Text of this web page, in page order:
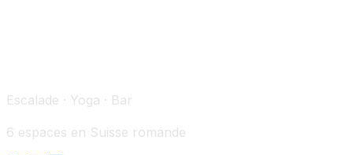
Escalade · Yoga · Bar
6 espaces en Suisse romande